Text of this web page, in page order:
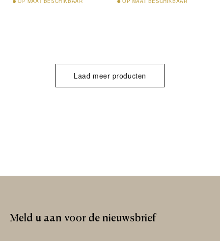
Laad meer producten
Meld u aan voor de nieuwsbrief